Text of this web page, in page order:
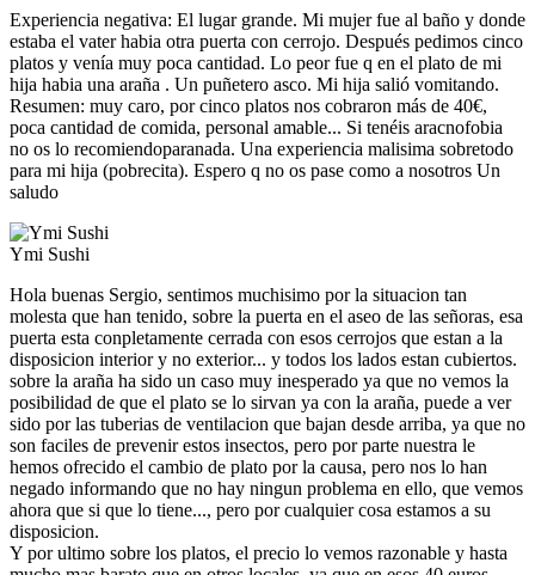
Experiencia negativa: El lugar grande. Mi mujer fue al baño y donde
estaba el vater habia otra puerta con cerrojo. Después pedimos cinco
platos y venía muy poca cantidad. Lo peor fue q en el plato de mi
hija habia una araña . Un puñetero asco. Mi hija salió vomitando.
Resumen: muy caro, por cinco platos nos cobraron más de 40€,
poca cantidad de comida, personal amable... Si tenéis aracnofobia
no os lo recomiendoparanada. Una experiencia malisima sobretodo
para mi hija (pobrecita). Espero q no os pase como a nosotros Un
saludo
Ymi Sushi
Hola buenas Sergio, sentimos muchisimo por la situacion tan
molesta que han tenido, sobre la puerta en el aseo de las señoras, esa
puerta esta conpletamente cerrada con esos cerrojos que estan a la
disposicion interior y no exterior... y todos los lados estan cubiertos.
sobre la araña ha sido un caso muy inesperado ya que no vemos la
posibilidad de que el plato se lo sirvan ya con la araña, puede a ver
sido por las tuberias de ventilacion que bajan desde arriba, ya que no
son faciles de prevenir estos insectos, pero por parte nuestra le
hemos ofrecido el cambio de plato por la causa, pero nos lo han
negado informando que no hay ningun problema en ello, que vemos
ahora que si que lo tiene..., pero por cualquier cosa estamos a su
disposicion.
Y por ultimo sobre los platos, el precio lo vemos razonable y hasta